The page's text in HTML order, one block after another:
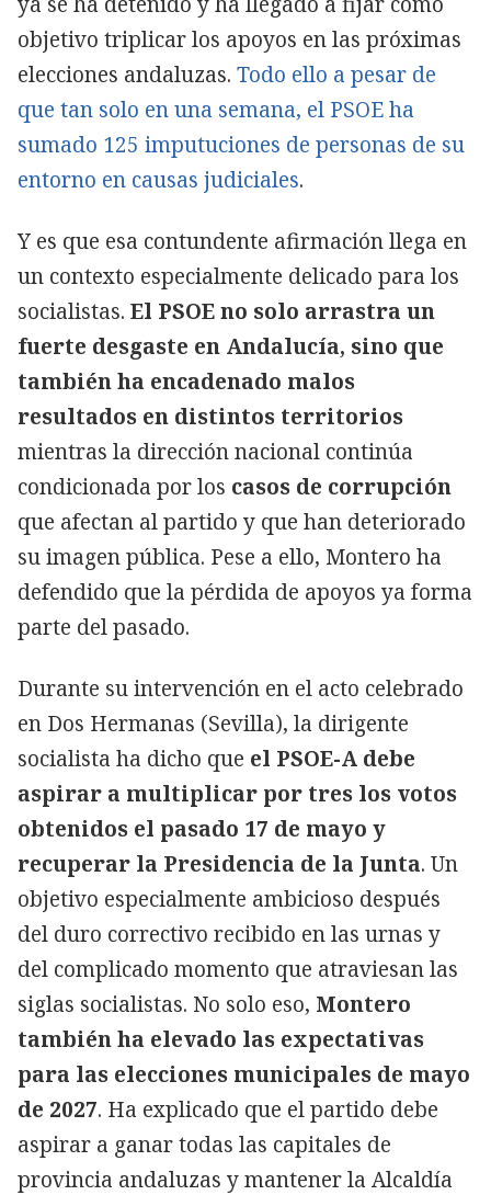
objetivo triplicar los apoyos en las próximas
elecciones andaluzas. Todo ello a pesar de
que tan solo en una semana, el PSOE ha
sumado 125 imputuciones de personas de su
entorno en causas judiciales.
Y es que esa contundente afirmación llega en
un contexto especialmente delicado para los
socialistas. El PSOE no solo arrastra un
fuerte desgaste en Andalucía, sino que
también ha encadenado malos
resultados en distintos territorios
mientras la dirección nacional continúa
condicionada por los casos de corrupción
que afectan al partido y que han deteriorado
su imagen pública. Pese a ello, Montero ha
defendido que la pérdida de apoyos ya forma
parte del pasado.
Durante su intervención en el acto celebrado
en Dos Hermanas (Sevilla), la dirigente
socialista ha dicho que el PSOE-A debe
aspirar a multiplicar por tres los votos
obtenidos el pasado 17 de mayo y
recuperar la Presidencia de la Junta. Un
objetivo especialmente ambicioso después
del duro correctivo recibido en las urnas y
del complicado momento que atraviesan las
siglas socialistas. No solo eso, Montero
también ha elevado las expectativas
para las elecciones municipales de mayo
de 2027. Ha explicado que el partido debe
aspirar a ganar todas las capitales de
provincia andaluzas y mantener la Alcaldía